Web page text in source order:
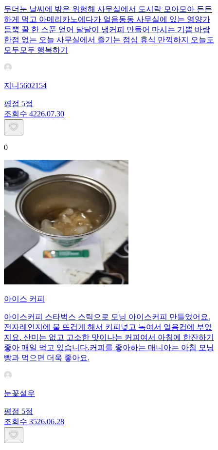
무더눈 날씨에 밖은 위험해 사무실에서 도시락 모아모아 든든
하게 먹고 아메리카노에다가 얼음동동 사무실에 있는 영양가
듬뿍 꿀 한 스푼 얻어 달달이 냉커피 만들어 마시는 기쁨 바람
한점 없는 오늘 사무실에서 즐기는 점심 휴식 만끽하지 오늘도
모두모두 행복하기
지니5602154
평점 5점
조회수 4226.07.30
0
아이스 커피
아이스커피 스타벅스 스틱으로 모닝 아이스커피 만들었어요.
전자레인지에 물 뜨겁게 해서 커피넣고 녹여서 얼음컵에 부었
지요. 산미는 없고 고소한 맛이나는 커피여서 아침에 한잔하기
좋아 매일 먹고 있습니다.커피를 좋아하는 매니아는 아침 모닝
빵과 먹으면 더욱 좋아요.
눈꽃설우
평점 5점
조회수 3526.06.28